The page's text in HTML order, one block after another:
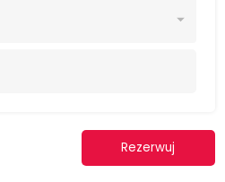
Rezerwuj